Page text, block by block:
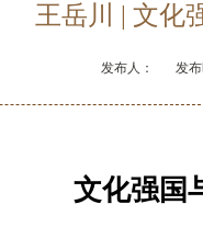
王岳川 | 文化
发布人： 发
文化强国